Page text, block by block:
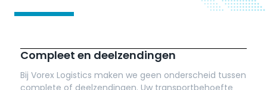
Compleet en deelzendingen
Bij Vorex Logistics maken we geen onderscheid tussen